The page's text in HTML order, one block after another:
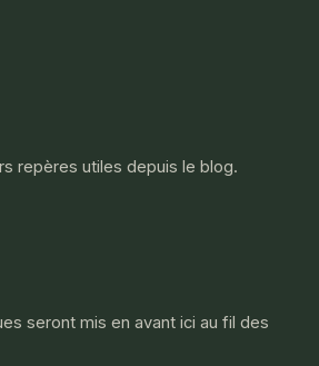
repères utiles depuis le blog.
seront mis en avant ici au fil des